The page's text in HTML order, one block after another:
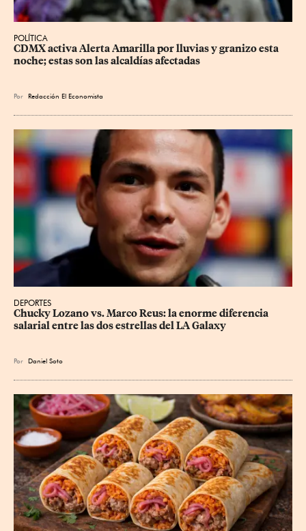
POLÍTICA
CDMX activa Alerta Amarilla por lluvias y granizo esta
noche; estas son las alcaldías afectadas
Por Redacción El Economista
DEPORTES
Chucky Lozano vs. Marco Reus: la enorme diferencia
salarial entre las dos estrellas del LA Galaxy
Por Daniel Soto